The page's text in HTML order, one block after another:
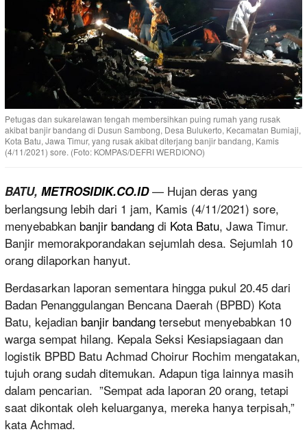
Petugas dan sukarelawan tengah membersihkan puing rumah yang rusak
akibat banjir bandang di Dusun Sambong, Desa Bulukerto, Kecamatan Bumiaji,
Kota Batu, Jawa Timur, yang rusak akibat diterjang banjir bandang, Kamis
(4/11/2021) sore. (Foto: KOMPAS/DEFRI WERDIONO)
BATU, METROSIDIK.CO.ID— Hujan deras yang
berlangsung lebih dari 1 jam, Kamis (4/11/2021) sore,
menyebabkan banjir bandang di Kota Batu, Jawa Timur.
Banjir memorakporandakan sejumlah desa. Sejumlah 10
orang dilaporkan hanyut.
Berdasarkan laporan sementara hingga pukul 20.45 dari
Badan Penanggulangan Bencana Daerah (BPBD) Kota
Batu, kejadian banjir bandang tersebut menyebabkan 10
warga sempat hilang. Kepala Seksi Kesiapsiagaan dan
logistik BPBD Batu Achmad Choirur Rochim mengatakan,
tujuh orang sudah ditemukan. Adapun tiga lainnya masih
dalam pencarian. ”Sempat ada laporan 20 orang, tetapi
saat dikontak oleh keluarganya, mereka hanya terpisah,”
kata Achmad.